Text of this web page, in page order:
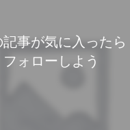
記事が気に入ったら
フォローしよう